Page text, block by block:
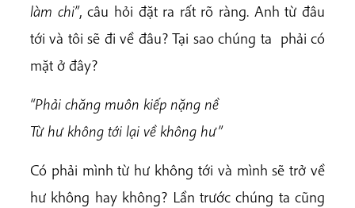
làm chi”, câu hỏi đặt ra rất rõ ràng. Anh từ đâu
tới và tôi sẽ đi về đâu? Tại sao chúng ta phải có
mặt ở đây?
“Phải chăng muôn kiếp nặng nề
Từ hư không tới lại về không hư”
Có phải mình từ hư không tới và mình sẽ trở về
hư không hay không? Lần trước chúng ta cũng